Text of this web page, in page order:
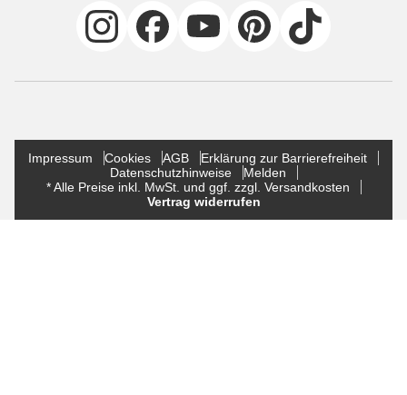
Impressum Cookies AGB
Erklärung zur Barrierefreiheit
Datenschutzhinweise
Melden
* Alle Preise inkl. MwSt. und ggf. zzgl. Versandkosten
Vertrag widerrufen